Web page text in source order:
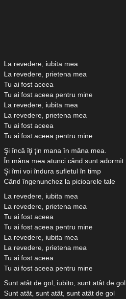
La revedere, iubita mea
La revedere, prietena mea
Tu ai fost aceea
Tu ai fost aceea pentru mine
La revedere, iubita mea
La revedere, prietena mea
Tu ai fost aceea
Tu ai fost aceea pentru mine
Şi încă îţi ţin mana în mâna mea.
În mâna mea atunci când sunt adormit
Şi îmi voi îndura sufletul în timp
Când îngenunchez la picioarele tale
La revedere, iubita mea
La revedere, prietena mea
Tu ai fost aceea
Tu ai fost aceea pentru mine
La revedere, iubita mea
La revedere, prietena mea
Tu ai fost aceea
Tu ai fost aceea pentru mine
Sunt atât de gol, iubito, sunt atât de gol
Sunt atât, sunt atât, sunt atât de gol